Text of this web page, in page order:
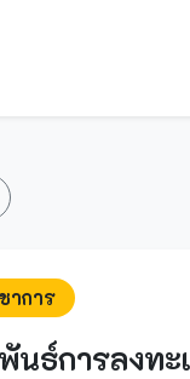
าการ
นธ์การลงทะ